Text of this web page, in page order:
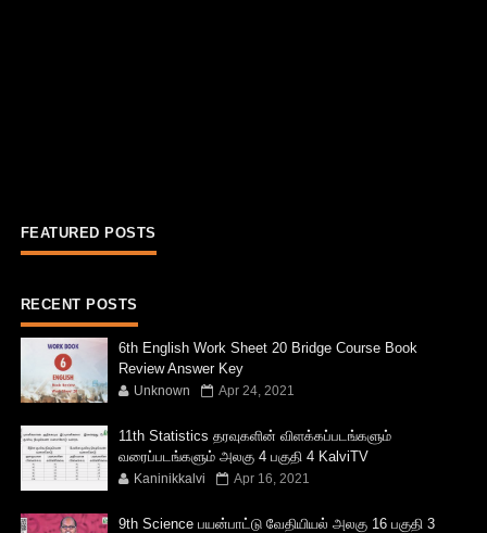
FEATURED POSTS
RECENT POSTS
6th English Work Sheet 20 Bridge Course Book
Review Answer Key
Unknown Apr 24, 2021
11th Statistics தரவுகளின் விளக்கப்படங்களும்
வரைப்படங்களும் அலகு 4 பகுதி 4 KalviTV
Kaninikkalvi Apr 16, 2021
9th Science பயன்பாட்டு வேதியியல் அலகு 16 பகுதி 3